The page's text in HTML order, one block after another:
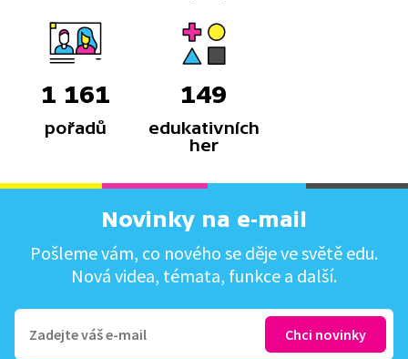
1 161
pořadů
149
edukativních
her
Novinky na e-mail
Pošleme vám, co nového se děje ve světě edu.
Nová videa, témata, funkce a další.